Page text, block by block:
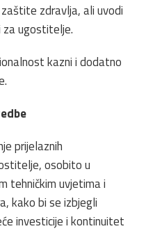
zdravlja, ali uvodi
ugostitelje.
kazni i dodatno
prijelaznih
osobito u
tehničkim uvjetima i
kako bi se izbjegli
investicije i kontinuitet